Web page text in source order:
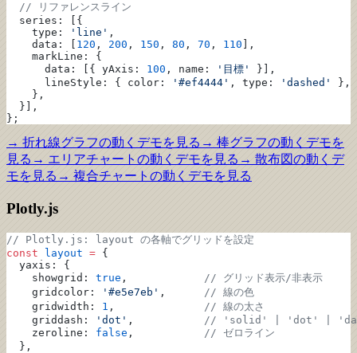
  // リファレンスライン
  series: [{
    type:
'line' ,
    data: [
120 , 200 , 150 , 80 , 70 , 110 ],
    markLine: {
      data: [{ yAxis:
100 , name: '目標'
}],
      lineStyle: { color:
'#ef4444' , type: 'dashed'
},
    },
  }],
};
→ 折れ線グラフの動くデモを見る → 棒グラフの動くデモを
見る → エリアチャート の動くデモを見る → 散布図の動くデ
モを見る → 複合チャート の動くデモを見る
Plotly.js
// Plotly.js: layout の各軸でグリッドを設定
const layout = {
  yaxis: {
    showgrid:
true ,
// グリッド表示/非表示
    gridcolor:
'#e5e7eb' ,
// 線の色
    gridwidth:
1 ,
// 線の太さ
    griddash:
'dot' ,
// 'solid' | 'dot' |
    zeroline:
false ,
// ゼロライン
  },